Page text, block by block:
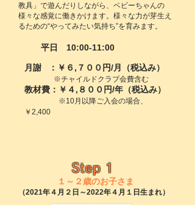
教具」で遊んだりしながら、ベビーちゃんの
様々な感覚に働きかけます。様々な力が芽生え
るための“やってみたい気持ち”を育みます。​
平日 10:00-11:00
月謝 ：￥６,７００円/月（税込み）
※チャイルドクラブ会費含む
教材費：￥４,８００円/年（税込み）
※10月以降ご入会の場合、
￥2,400
Step 1
１～２歳のお子さま
（2021年４月２日～2022年４月１日生まれ）